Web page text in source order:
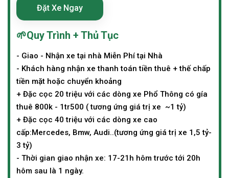
Đặt Xe Ngay
🌱Quy Trình + Thủ Tục
- Giao - Nhận xe tại nhà Miễn Phí tại Nhà
- Khách hàng nhận xe thanh toán tiền thuê + thế chấp
tiền mặt hoặc chuyển khoảng
+ Đặc cọc 20 triệu với các dòng xe Phổ Thông có gía
thuê 800k - 1tr500 ( tương ứng giá trị xe ~1 tỷ)
+ Đặc cọc 40 triệu với các dòng xe cao
cấp:Mercedes, Bmw, Audi..(tương ứng giá trị xe 1,5 tỷ-
3 tỷ)
- Thời gian giao nhận xe: 17-21h hôm trước tới 20h
hôm sau là 1 ngày.